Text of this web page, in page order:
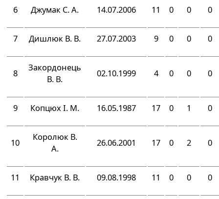
6 Джумак С. А. 14.07.2006 11 0 0 0
7 Дишлюк В. В. 27.07.2003 9 0 0 0
8
Закордонець
В. В.
02.10.1999 4 0 0 0
9 Копцюх І. М. 16.05.1987 17 0 1 0
10
Королюк В.
А.
26.06.2001 17 0 2 0
11 Кравчук В. В. 09.08.1998 11 0 0 0